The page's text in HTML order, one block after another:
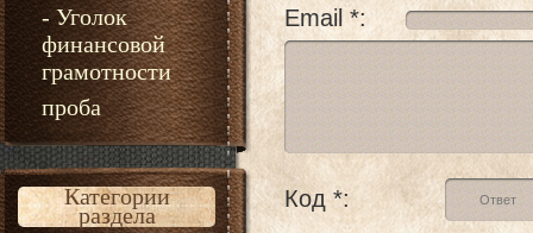
- Уголок
финансовой
грамотности
проба
Категории
раздела
Email *:
Код *: